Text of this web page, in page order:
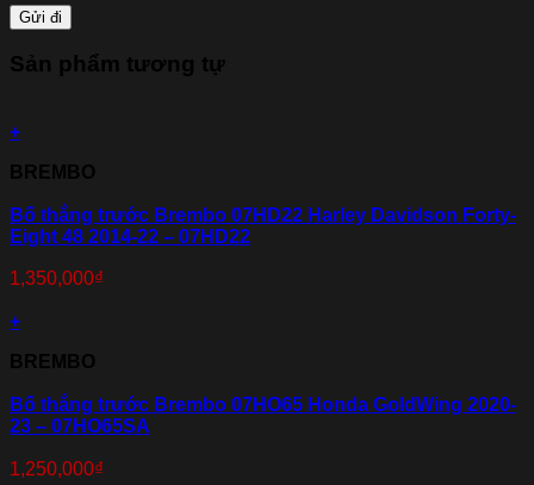
Sản phẩm tương tự
+
BREMBO
Bố thắng trước Brembo 07HD22 Harley Davidson Forty-
Eight 48 2014-22 – 07HD22
1,350,000₫
+
BREMBO
Bố thắng trước Brembo 07HO65 Honda GoldWing 2020-
23 – 07HO65SA
1,250,000₫